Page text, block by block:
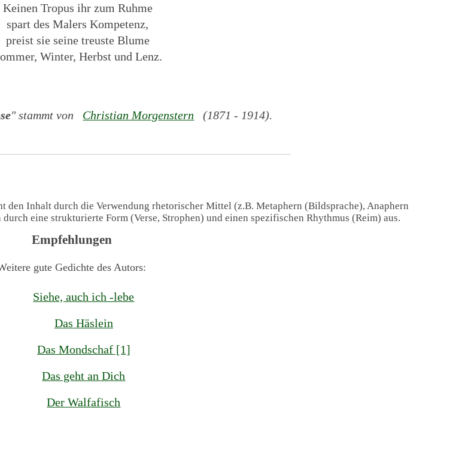
Keinen Tropus ihr zum Ruhme
spart des Malers Kompetenz,
preist sie seine treuste Blume
Winter, Herbst und Lenz.
" stammt von Christian Morgenstern (1871 - 1914).
den Inhalt durch die Verwendung rhetorischer Mittel (z.B. Metaphern (Bildsprache), Anaphern
eine strukturierte Form (Verse, Strophen) und einen spezifischen Rhythmus (Reim) aus.
Empfehlungen
gute Gedichte des Autors:
Siehe, auch ich -lebe
Das Häslein
Das Mondschaf [1]
Das geht an Dich
Der Walfafisch